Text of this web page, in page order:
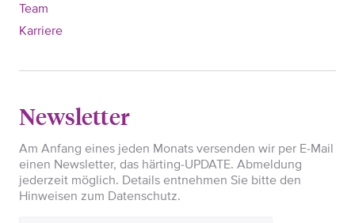
Team
Karriere
Newsletter
Am Anfang eines jeden Monats versenden wir per E-Mail
einen Newsletter, das härting-UPDATE. Abmeldung
jederzeit möglich. Details entnehmen Sie bitte den
Hinweisen zum Datenschutz.